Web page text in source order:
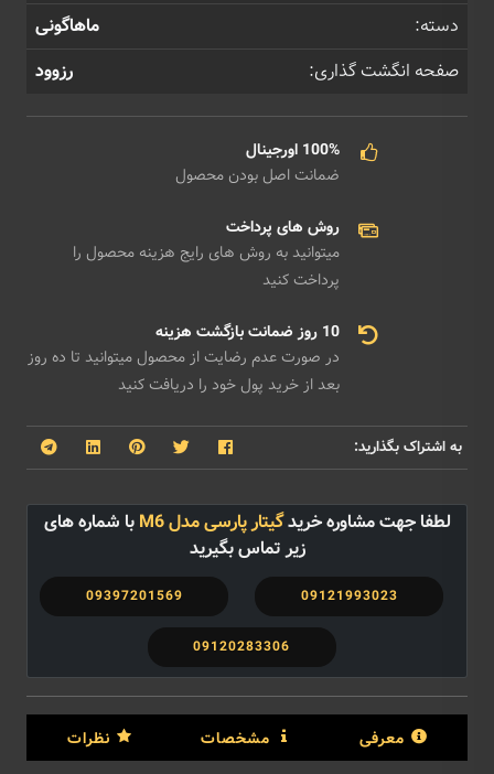
دسته:
ماهاگونی
صفحه انگشت گذاری:
رزوود
100% اورجینال
ضمانت اصل بودن محصول
روش های پرداخت
میتوانید به روش های رایج هزینه محصول را
پرداخت کنید
10 روز ضمانت بازگشت هزینه
در صورت عدم رضایت از محصول میتوانید تا ده روز
بعد از خرید پول خود را دریافت کنید
به اشتراک بگذارید:
لطفا جهت مشاوره خریدگیتار پارسی مدل M6
با شماره های
زیر تماس بگیرید
09121993023
09397201569
09120283306
معرفی مشخصات نظرات